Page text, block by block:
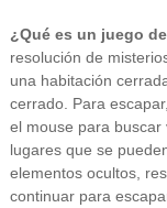
¿Qué es un juego
resolución de
una habitación
cerrado. Para
el mouse para
lugares que se
elementos ocultos,
continuar para